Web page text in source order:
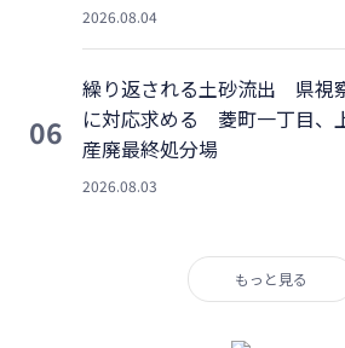
2026.08.04
06
繰り返される土砂流出 県視
に対応求める 菱町一丁目、
産廃最終処分場
2026.08.03
もっと見る